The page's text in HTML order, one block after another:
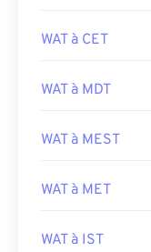
WAT à CET
WAT à MDT
WAT à MEST
WAT à MET
WAT à IST